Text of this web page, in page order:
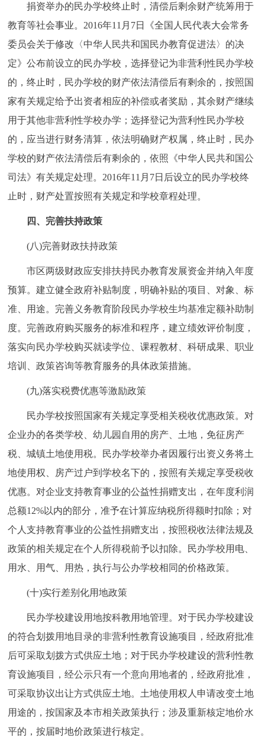
捐资举办的民办学校终止时，清偿后剩余财产统筹用于
教育等社会事业。2016年11月7日《全国人民代表大会常务
委员会关于修改〈中华人民共和国民办教育促进法〉的决
定》公布前设立的民办学校，选择登记为非营利性民办学校
的，终止时，民办学校的财产依法清偿后有剩余的，按照国
家有关规定给予出资者相应的补偿或者奖励，其余财产继续
用于其他非营利性学校办学；选择登记为营利性民办学校
的，应当进行财务清算，依法明确财产权属，终止时，民办
学校的财产依法清偿后有剩余的，依照《中华人民共和国公
司法》有关规定处理。2016年11月7日后设立的民办学校终
止时，财产处置按照有关规定和学校章程处理。
四、完善扶持政策
(八)完善财政扶持政策
市区两级财政应安排扶持民办教育发展资金并纳入年度
预算。建立健全政府补贴制度，明确补贴的项目、对象、标
准、用途。完善义务教育阶段民办学校生均基准定额补助制
度。完善政府购买服务的标准和程序，建立绩效评价制度，
落实向民办学校购买就读学位、课程教材、科研成果、职业
培训、政策咨询等教育服务的具体政策措施。
(九)落实税费优惠等激励政策
民办学校按照国家有关规定享受相关税收优惠政策。对
企业办的各类学校、幼儿园自用的房产、土地，免征房产
税、城镇土地使用税。民办学校举办者因履行出资义务将土
地使用权、房产过户到学校名下的，按照有关规定享受税收
优惠。对企业支持教育事业的公益性捐赠支出，在年度利润
总额12%以内的部分，准予在计算应纳税所得额时扣除；对
个人支持教育事业的公益性捐赠支出，按照税收法律法规及
政策的相关规定在个人所得税前予以扣除。民办学校用电、
用水、用气、用热，执行与公办学校相同的价格政策。
(十)实行差别化用地政策
民办学校建设用地按科教用地管理。对于民办学校建设
的符合划拨用地目录的非营利性教育设施项目，经政府批准
后可采取划拨方式供应土地；对于民办学校建设的营利性教
育设施项目，经公示只有一个意向用地者的，经政府批准，
可采取协议出让方式供应土地。土地使用权人申请改变土地
用途的，按国家及本市相关政策执行；涉及重新核定地价水
平的，按届时地价政策进行核定。